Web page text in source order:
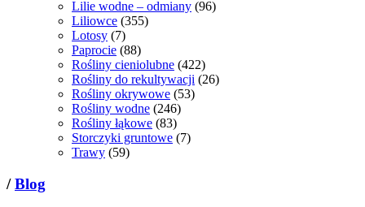
Lilie wodne – odmiany (96)
Liliowce (355)
Lotosy (7)
Paprocie (88)
Rośliny cieniolubne (422)
Rośliny do rekultywacji (26)
Rośliny okrywowe (53)
Rośliny wodne (246)
Rośliny łąkowe (83)
Storczyki gruntowe (7)
Trawy (59)
/Blog